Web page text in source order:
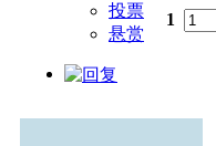
投票
悬赏
1